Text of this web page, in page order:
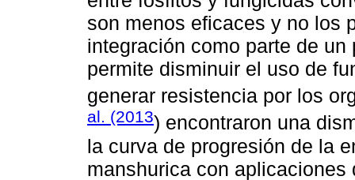
son menos eficaces y no los
integración como parte de
permite disminuir el uso de
generar resistencia por los
al. (2013) encontraron una
la curva de progresión de la
manshurica con